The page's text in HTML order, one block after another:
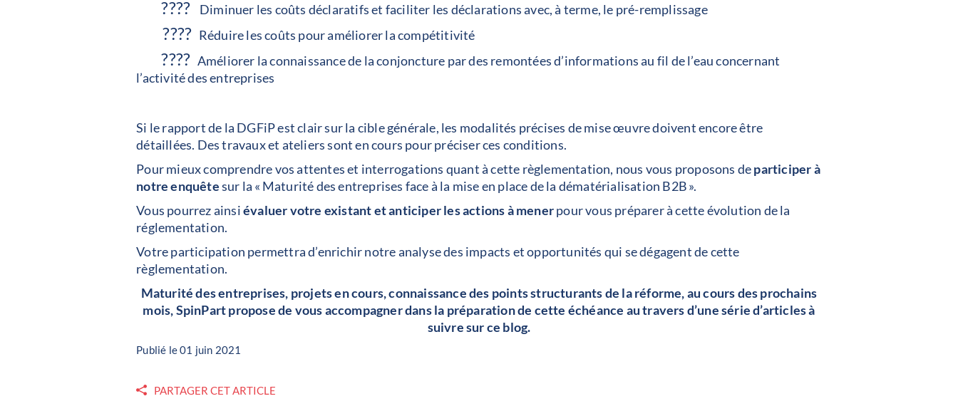
???? Diminuer les coûts déclaratifs et faciliter les déclarations avec, à terme, le pré-remplissage
???? Réduire les coûts pour améliorer la compétitivité
???? Améliorer la connaissance de la conjoncture par des remontées d’informations au fil de l’eau concernant
l’activité des entreprises
Si le rapport de la DGFiP est clair sur la cible générale, les modalités précises de mise œuvre doivent encore être
détaillées. Des travaux et ateliers sont en cours pour préciser ces conditions.
Pour mieux comprendre vos attentes et interrogations quant à cette règlementation, nous vous proposons departiciper à
notre enquêtesur la « Maturité des entreprises face à la mise en place de la dématérialisation B2B ».
Vous pourrez ainsiévaluer votre existant et anticiper les actions à menerpour vous préparer à cette évolution de la
réglementation.
Votre participation permettra d’enrichir notre analyse des impacts et opportunités qui se dégagent de cette
règlementation.
Maturité des entreprises, projets en cours, connaissance des points structurants de la réforme, au cours des prochains
mois, SpinPart propose de vous accompagner dans la préparation de cette échéance au travers d’une série d’articles à
suivre sur ce blog.
Publié le 01 juin 2021
PARTAGER CET ARTICLE